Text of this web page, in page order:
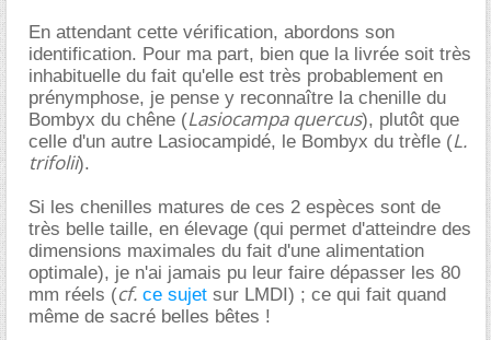
En attendant cette vérification, abordons son
identification. Pour ma part, bien que la livrée soit très
inhabituelle du fait qu'elle est très probablement en
prénymphose, je pense y reconnaître la chenille du
Bombyx du chêne (Lasiocampa quercus), plutôt que
celle d'un autre Lasiocampidé, le Bombyx du trèfle (L.
trifolii).
Si les chenilles matures de ces 2 espèces sont de
très belle taille, en élevage (qui permet d'atteindre des
dimensions maximales du fait d'une alimentation
optimale), je n'ai jamais pu leur faire dépasser les 80
mm réels (cf. ce sujet sur LMDI) ; ce qui fait quand
même de sacré belles bêtes !